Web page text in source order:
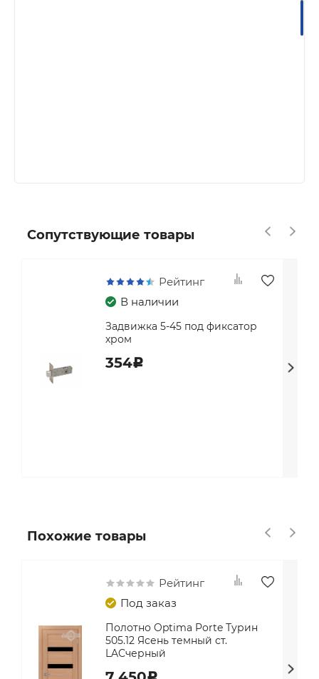
Сопутствующие товары
Рейтинг
В наличии
Задвижка 5-45 под фиксатор
хром
354c
Похожие товары
Рейтинг
Под заказ
Полотно Optima Porte Турин
505.12 Ясень темный ст.
LACчерный
c